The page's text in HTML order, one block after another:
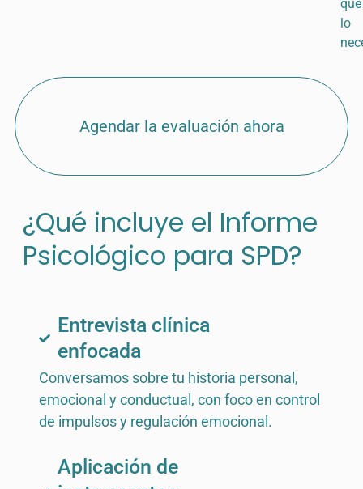
que
lo
Agendar la evaluación ahora
¿Qué incluye el Informe
Psicológico para SPD?
Entrevista clínica
enfocada
Conversamos sobre tu historia personal,
emocional y conductual, con foco en control
de impulsos y regulación emocional.
Aplicación de